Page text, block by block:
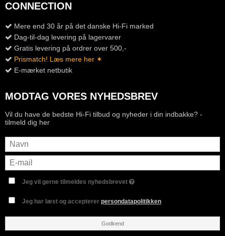
CONNECTION
Mere end 30 år på det danske Hi-Fi marked
Dag-til-dag levering på lagervarer
Gratis levering på ordrer over 500,-
Prismatch! Læs mere her ✶
E-mærket netbutik
MODTAG VORES NYHEDSBREV
Vil du have de bedste Hi-Fi tilbud og nyheder i din indbakke? -
tilmeld dig her
Jeg vil gerne tilmeldes nyhedsbrevet
Jeg har læst og acceptererpersondatapolitikken
Godkend